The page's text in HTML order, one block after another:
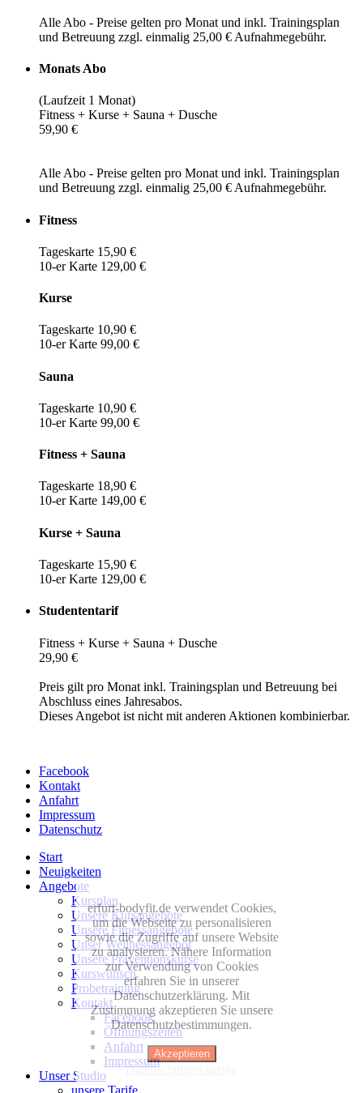
Alle Abo - Preise gelten pro Monat und inkl. Trainingsplan
und Betreuung zzgl. einmalig 25,00 € Aufnahmegebühr.
Monats Abo
(Laufzeit 1 Monat)
Fitness + Kurse + Sauna + Dusche
59,90 €
Alle Abo - Preise gelten pro Monat und inkl. Trainingsplan
und Betreuung zzgl. einmalig 25,00 € Aufnahmegebühr.
Fitness
Tageskarte 15,90 €
10-er Karte 129,00 €
Kurse
Tageskarte 10,90 €
10-er Karte 99,00 €
Sauna
Tageskarte 10,90 €
10-er Karte 99,00 €
Fitness + Sauna
Tageskarte 18,90 €
10-er Karte 149,00 €
Kurse + Sauna
Tageskarte 15,90 €
10-er Karte 129,00 €
Studententarif
Fitness + Kurse + Sauna + Dusche
29,90 €
Preis gilt pro Monat inkl. Trainingsplan und Betreuung bei
Abschluss eines Jahresabos.
Dieses Angebot ist nicht mit anderen Aktionen kombinierbar.
Facebook
Kontakt
Anfahrt
Impressum
Datenschutz
Start
Neuigkeiten
Angebote
Kursplan
Unsere Kursangebote
Unsere Fitnessangebote
Unser Wellnessangebot
Unsere Präventionskurse
Kurswunsch
Probetraining
Kontakt
Facebook
Öffnungszeiten
Anfahrt
Impressum
Unser Studio
unsere Tarife
erfurt-bodyfit.de verwendet Cookies,
um die Webseite zu personalisieren
sowie die Zugriffe auf unsere Website
zu analysieren. Nähere Information
zur Verwendung von Cookies
erfahren Sie in unserer
Datenschutzerklärung. Mit
Zustimmung akzeptieren Sie unsere
Datenschutzbestimmungen.
Akzeptieren
Datenschutzerklärung